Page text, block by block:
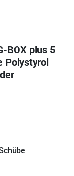
BOX plus 5
Polystyrol